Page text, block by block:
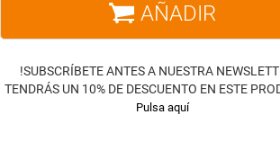
AÑADIR
!SUBSCRÍBETE ANTES A NUESTRA
TENDRÁS UN 10% DE DESCUENTO EN ESTE
Pulsa aquí